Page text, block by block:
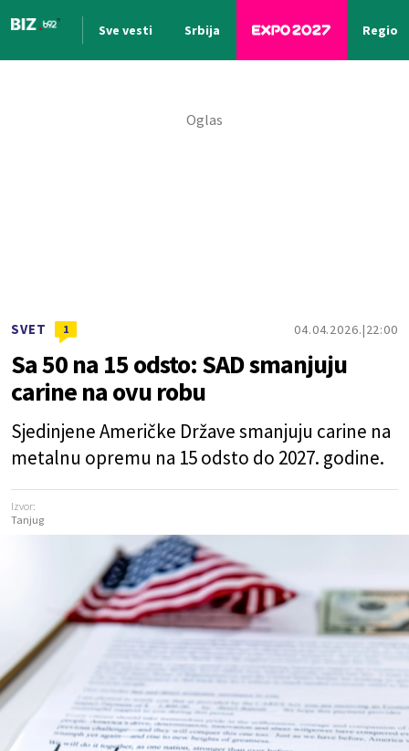
Sve vesti Srbija Region
SVET 1 04.04.2026. 22:00
Sa 50 na 15 odsto: SAD smanjuju
carine na ovu robu
Sjedinjene Američke Države smanjuju carine na
metalnu opremu na 15 odsto do 2027. godine.
Izvor:
Tanjug